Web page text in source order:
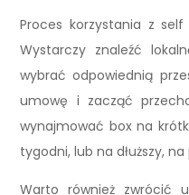
Proces korzystania z
Wystarczy znaleźć
wybrać odpowiednią
umowę i zacząć
wynajmować box na
tygodni, lub na dłuższy, na
Warto również zwrócić